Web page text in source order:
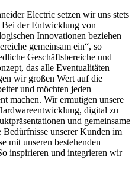
Electric setzen wir uns stets
Bei der Entwicklung von
Innovationen beziehen
gemeinsam ein“, so
Geschäftsbereiche und
das alle Eventualitäten
wir großen Wert auf die
und möchten jeden
machen. Wir ermutigen unsere
digital zu
und gemeinsame
unserer Kunden im
mit unseren bestehenden
inspirieren und integrieren wir